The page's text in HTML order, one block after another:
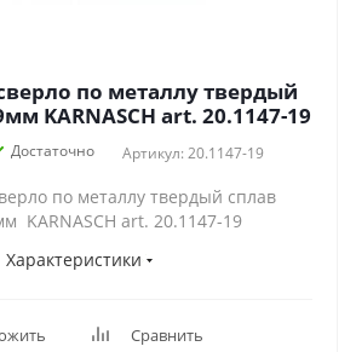
по металлу твердый
сплав Т.С.Т ⌀19мм KARNASCH art. 20.1147-19
Достаточно Артикул: 20.1147-19
по металлу твердый сплав
KARNASCH art. 20.1147-19
Характеристики
Сравнить